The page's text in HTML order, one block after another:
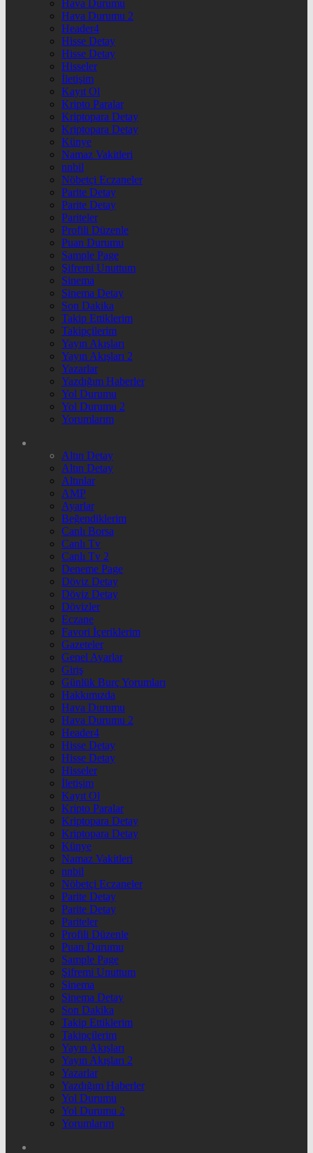
Hava Durumu
Hava Durumu 2
Header4
Hisse Detay
Hisse Detay
Hisseler
İletişim
Kayıt Ol
Kripto Paralar
Kriptopara Detay
Kriptopara Detay
Künye
Namaz Vakitleri
nnbil
Nöbetçi Eczaneler
Parite Detay
Parite Detay
Pariteler
Profili Düzenle
Puan Durumu
Sample Page
Şifremi Unuttum
Sinema
Sinema Detay
Son Dakika
Takip Ettiklerim
Takipçilerim
Yayın Akışları
Yayın Akışları 2
Yazarlar
Yazdığım Haberler
Yol Durumu
Yol Durumu 2
Yorumlarım
Altın Detay
Altın Detay
Altınlar
AMP
Ayarlar
Beğendiklerim
Canlı Borsa
Canlı Tv
Canlı Tv 2
Deneme Page
Döviz Detay
Döviz Detay
Dövizler
Eczane
Favori İçeriklerim
Gazeteler
Genel Ayarlar
Giriş
Günlük Burç Yorumları
Hakkımızda
Hava Durumu
Hava Durumu 2
Header4
Hisse Detay
Hisse Detay
Hisseler
İletişim
Kayıt Ol
Kripto Paralar
Kriptopara Detay
Kriptopara Detay
Künye
Namaz Vakitleri
nnbil
Nöbetçi Eczaneler
Parite Detay
Parite Detay
Pariteler
Profili Düzenle
Puan Durumu
Sample Page
Şifremi Unuttum
Sinema
Sinema Detay
Son Dakika
Takip Ettiklerim
Takipçilerim
Yayın Akışları
Yayın Akışları 2
Yazarlar
Yazdığım Haberler
Yol Durumu
Yol Durumu 2
Yorumlarım